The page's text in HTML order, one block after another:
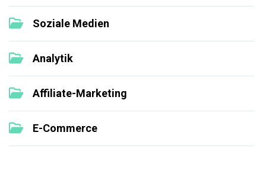
Soziale Medien
Analytik
Affiliate-Marketing
E-Commerce